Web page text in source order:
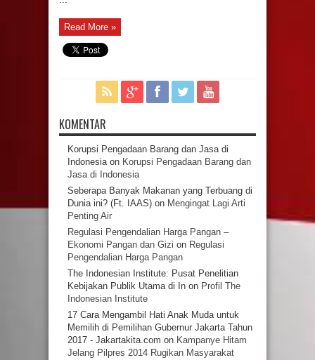
Read More »
KOMENTAR
Korupsi Pengadaan Barang dan Jasa di
Indonesiaon Korupsi Pengadaan Barang dan
Jasa di Indonesia
Seberapa Banyak Makanan yang Terbuang di
Dunia ini? (Ft. IAAS) on Mengingat Lagi Arti
Penting Air
Regulasi Pengendalian Harga Pangan –
Ekonomi Pangan dan Gizi on Regulasi
Pengendalian Harga Pangan
The Indonesian Institute: Pusat Penelitian
Kebijakan Publik Utama di In on Profil The
Indonesian Institute
17 Cara Mengambil Hati Anak Muda untuk
Memilih di Pemilihan Gubernur Jakarta Tahun
2017 - Jakartakita.com on Kampanye Hitam
Jelang Pilpres 2014 Rugikan Masyarakat